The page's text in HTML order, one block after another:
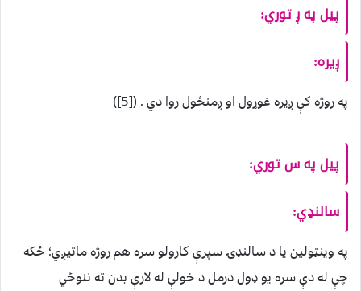
پيل په ږ توري:
ږيره:
په روژه کې ږيره غوړول او ږمنځول روا دي . ([5])
پیل په س توري:
سالنډي:
په وينټولين يا د سالنډۍ سپرې کارولو سره هم روژه ماتيږي؛ ځکه
چې له دې سره يو ډول درمل د خولې له لارې بدن ته ننوځي